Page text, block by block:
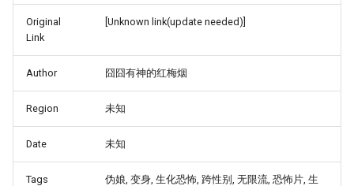
Original
Link
[Unknown link(update needed)]
Author 囧囧有神的红梅烟
Region 未知
Date 未知
Tags
伪娘, 变身, 生化恐怖, 跨性别, 无限流, 恐怖片, 生